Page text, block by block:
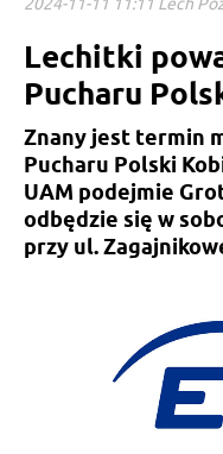
Lechitki
Pucharu
Znany jest termin
Pucharu Polski
UAM podejmie
odbędzie się w
przy ul.